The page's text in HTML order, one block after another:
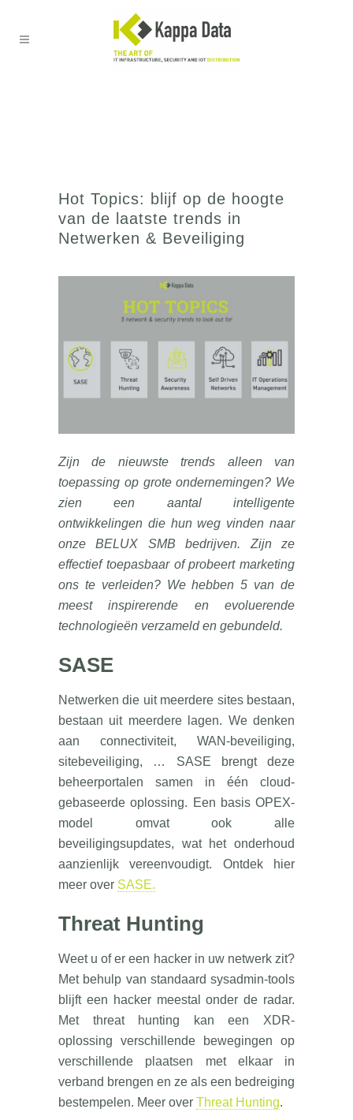
Hot Topics: blijf op de hoogte
van de laatste trends in
Netwerken & Beveiliging
Zijn de nieuwste trends alleen van
toepassing op grote ondernemingen? We
zien een aantal intelligente
ontwikkelingen die hun weg vinden naar
onze BELUX SMB bedrijven. Zijn ze
effectief toepasbaar of probeert marketing
ons te verleiden? We hebben 5 van de
meest inspirerende en evoluerende
technologieën verzameld en gebundeld.
SASE
Netwerken die uit meerdere sites bestaan,
bestaan uit meerdere lagen. We denken
aan connectiviteit, WAN-beveiliging,
sitebeveiliging, … SASE brengt deze
beheerportalen samen in één cloud-
gebaseerde oplossing. Een basis OPEX-
model omvat ook alle
beveiligingsupdates, wat het onderhoud
aanzienlijk vereenvoudigt. Ontdek hier
meer over SASE.
Threat Hunting
Weet u of er een hacker in uw netwerk zit?
Met behulp van standaard sysadmin-tools
blijft een hacker meestal onder de radar.
Met threat hunting kan een XDR-
oplossing verschillende bewegingen op
verschillende plaatsen met elkaar in
verband brengen en ze als een bedreiging
bestempelen. Meer over Threat Hunting.